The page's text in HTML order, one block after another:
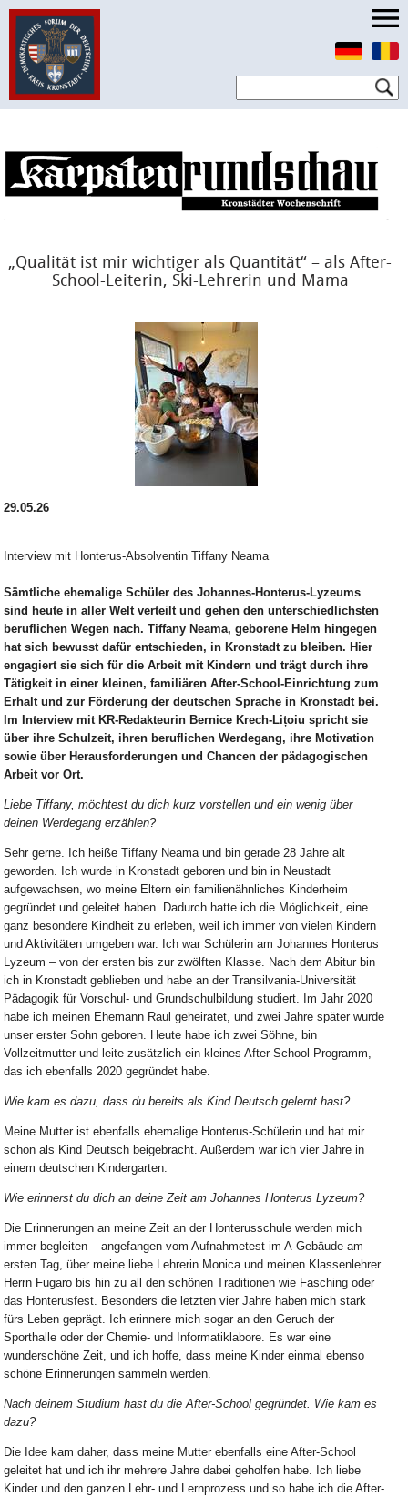
„Qualität ist mir wichtiger als Quantität“ – als After-
School-Leiterin, Ski-Lehrerin und Mama
29.05.26
Interview mit Honterus-Absolventin Tiffany Neama
Sämtliche ehemalige Schüler des Johannes-Honterus-Lyzeums
sind heute in aller Welt verteilt und gehen den unterschiedlichsten
beruflichen Wegen nach. Tiffany Neama, geborene Helm hingegen
hat sich bewusst dafür entschieden, in Kronstadt zu bleiben. Hier
engagiert sie sich für die Arbeit mit Kindern und trägt durch ihre
Tätigkeit in einer kleinen, familiären After-School-Einrichtung zum
Erhalt und zur Förderung der deutschen Sprache in Kronstadt bei.
Im Interview mit KR-Redakteurin Bernice Krech-Lițoiu spricht sie
über ihre Schulzeit, ihren beruflichen Werdegang, ihre Motivation
sowie über Herausforderungen und Chancen der pädagogischen
Arbeit vor Ort.
Liebe Tiffany, möchtest du dich kurz vorstellen und ein wenig über
deinen Werdegang erzählen?
Sehr gerne. Ich heiße Tiffany Neama und bin gerade 28 Jahre alt
geworden. Ich wurde in Kronstadt geboren und bin in Neustadt
aufgewachsen, wo meine Eltern ein familienähnliches Kinderheim
gegründet und geleitet haben. Dadurch hatte ich die Möglichkeit, eine
ganz besondere Kindheit zu erleben, weil ich immer von vielen Kindern
und Aktivitäten umgeben war. Ich war Schülerin am Johannes Honterus
Lyzeum – von der ersten bis zur zwölften Klasse. Nach dem Abitur bin
ich in Kronstadt geblieben und habe an der Transilvania-Universität
Pädagogik für Vorschul- und Grundschulbildung studiert. Im Jahr 2020
habe ich meinen Ehemann Raul geheiratet, und zwei Jahre später wurde
unser erster Sohn geboren. Heute habe ich zwei Söhne, bin
Vollzeitmutter und leite zusätzlich ein kleines After-School-Programm,
das ich ebenfalls 2020 gegründet habe.
Wie kam es dazu, dass du bereits als Kind Deutsch gelernt hast?
Meine Mutter ist ebenfalls ehemalige Honterus-Schülerin und hat mir
schon als Kind Deutsch beigebracht. Außerdem war ich vier Jahre in
einem deutschen Kindergarten.
Wie erinnerst du dich an deine Zeit am Johannes Honterus Lyzeum?
Die Erinnerungen an meine Zeit an der Honterusschule werden mich
immer begleiten – angefangen vom Aufnahmetest im A-Gebäude am
ersten Tag, über meine liebe Lehrerin Monica und meinen Klassenlehrer
Herrn Fugaro bis hin zu all den schönen Traditionen wie Fasching oder
das Honterusfest. Besonders die letzten vier Jahre haben mich stark
fürs Leben geprägt. Ich erinnere mich sogar an den Geruch der
Sporthalle oder der Chemie- und Informatiklabore. Es war eine
wunderschöne Zeit, und ich hoffe, dass meine Kinder einmal ebenso
schöne Erinnerungen sammeln werden.
Nach deinem Studium hast du die After-School gegründet. Wie kam es
dazu?
Die Idee kam daher, dass meine Mutter ebenfalls eine After-School
geleitet hat und ich ihr mehrere Jahre dabei geholfen habe. Ich liebe
Kinder und den ganzen Lehr- und Lernprozess und so habe ich die After-